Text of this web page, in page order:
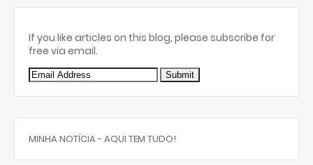
If you like articles on this blog, please subscribe for
free via email.
MINHA NOTÍCIA - AQUI TEM TUDO!